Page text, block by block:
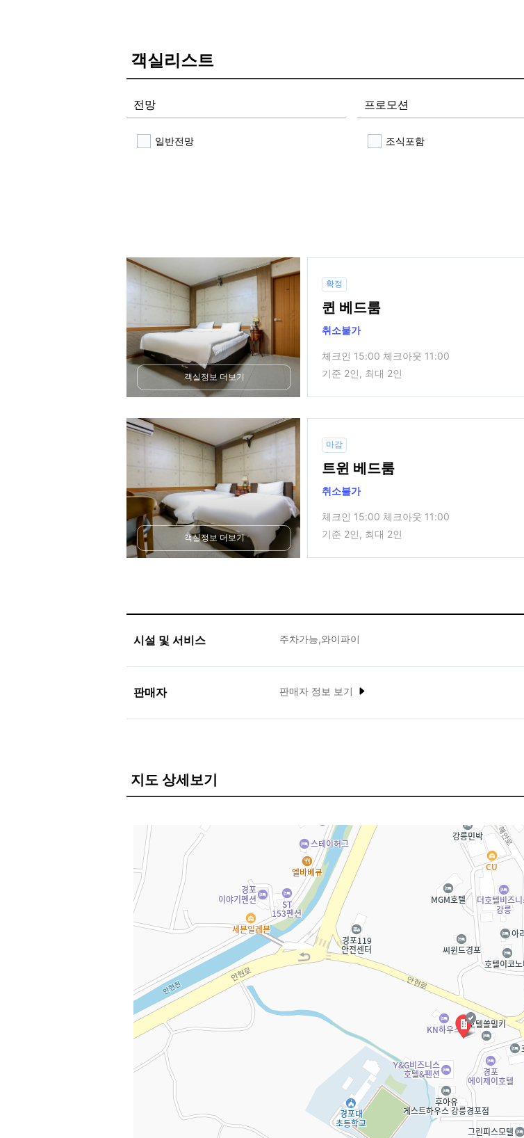
객실리스트
전망
일반전망
프로모션
조식포함
객실정보 더보기
확정
퀸 베드룸
취소불가
체크인 15:00 체크아웃 11:00
기준 2인, 최대 2인
객실정보 더보기
마감
트윈 베드룸
취소불가
체크인 15:00 체크아웃 11:00
기준 2인, 최대 2인
시설 및 서비스 주차가능,와이파이
판매자 판매자 정보 보기
지도 상세보기